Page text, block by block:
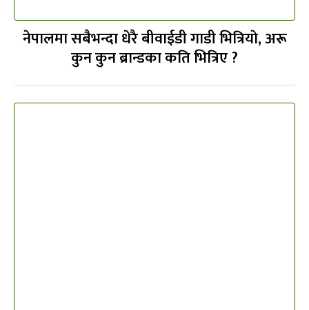
नेपालमा सबैभन्दा धेरै बीवाईडी गाडी भित्रियाे, अरू
कुन कुन ब्रान्डका कति भित्रिए ?